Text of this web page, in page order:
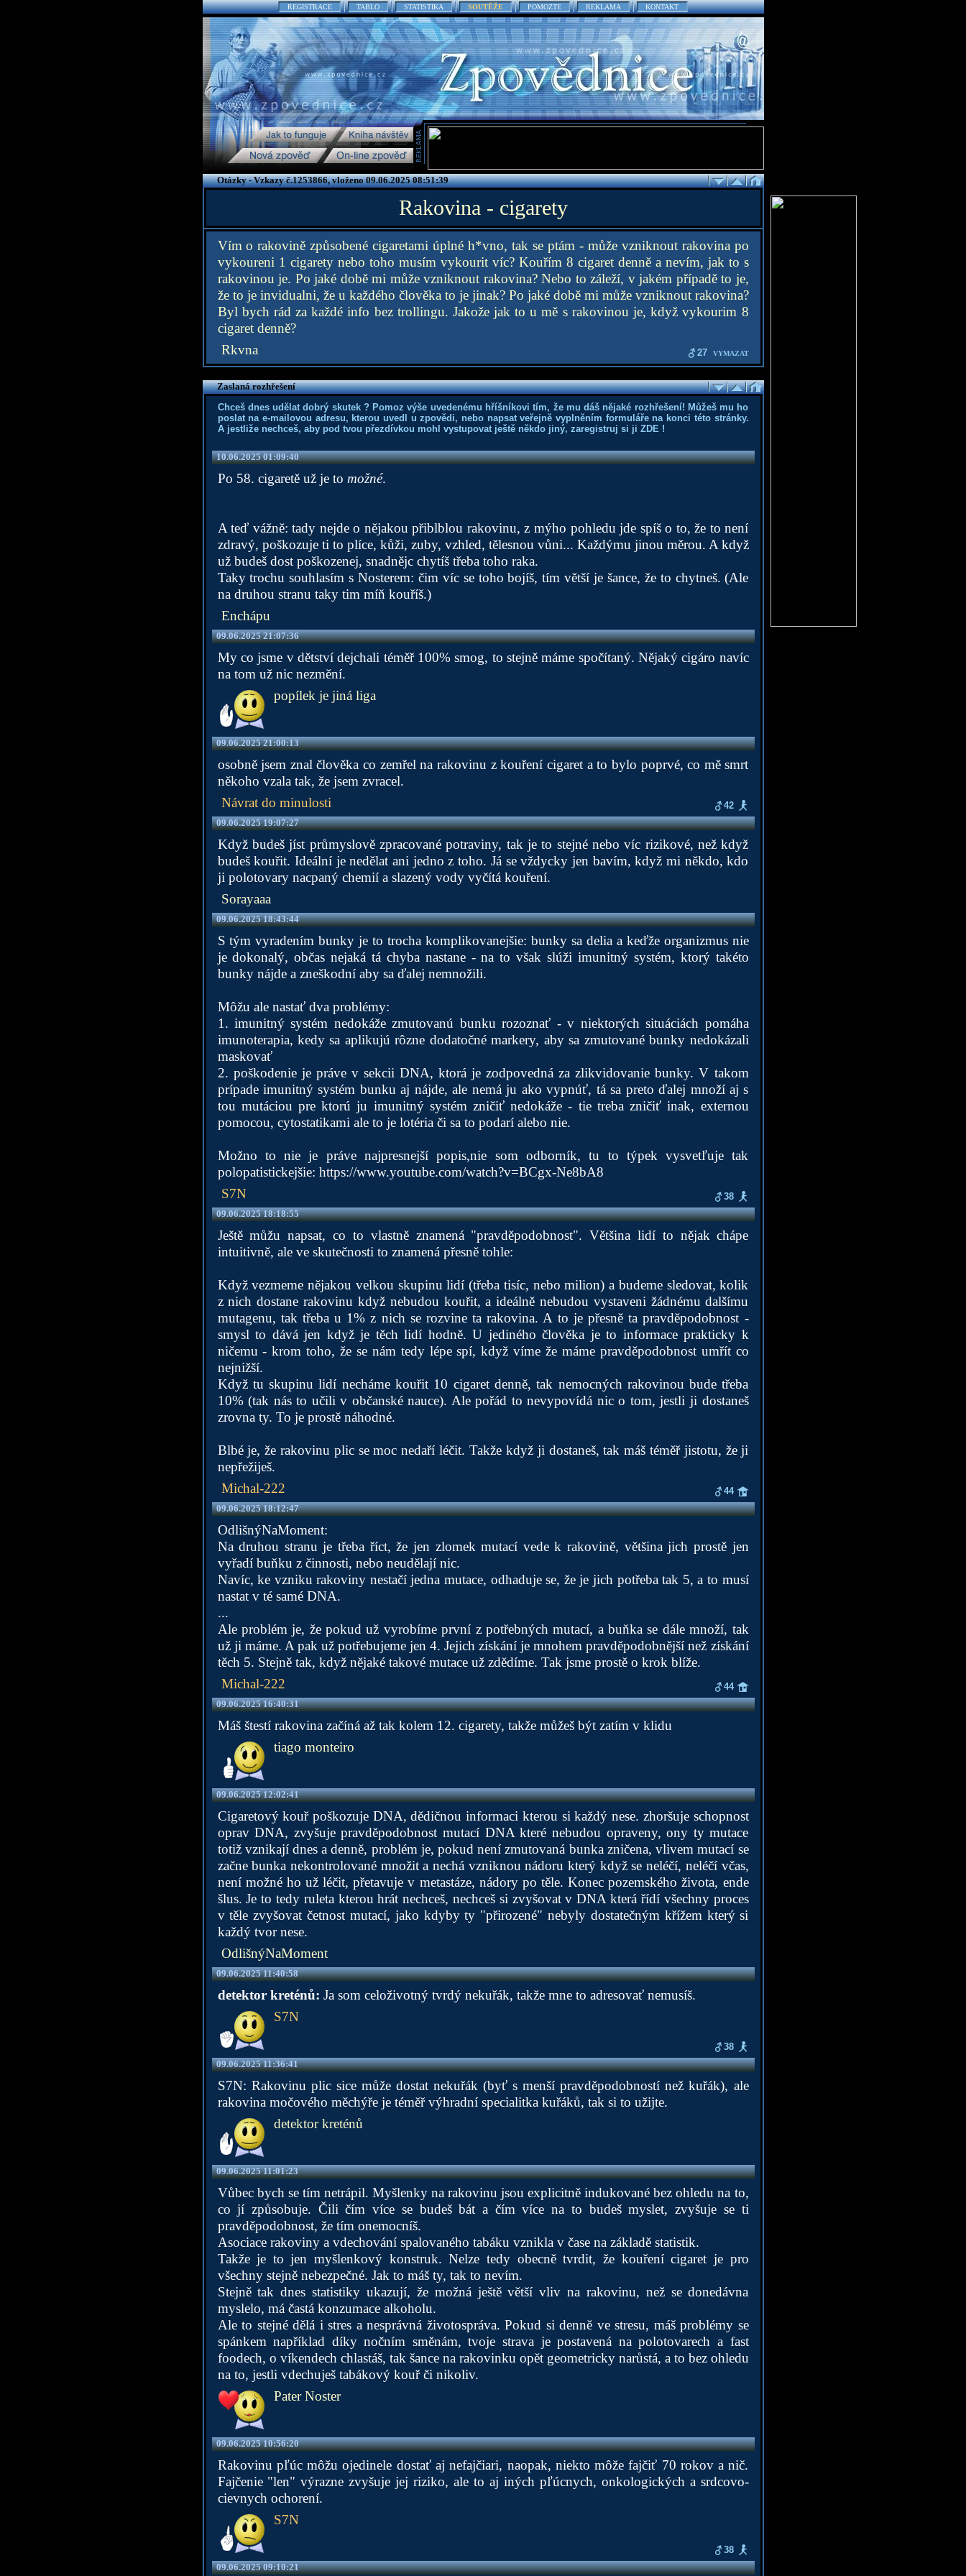
REGISTRACE TABLO STATISTIKA SOUTĚŽE POMOZTE REKLAMA KONTAKT
Otázky - Vzkazy č.1253866, vloženo 09.06.2025 08:51:39
Rakovina - cigarety
Vím o rakovině způsobené cigaretami úplné h*vno, tak se ptám - může vzniknout rakovina po
vykoureni 1 cigarety nebo toho musím vykourit víc? Kouřím 8 cigaret denně a nevím, jak to s
rakovinou je. Po jaké době mi může vzniknout rakovina? Nebo to záleží, v jakém případě to je,
že to je invidualni, že u každého člověka to je jinak? Po jaké době mi může vzniknout rakovina?
Byl bych rád za každé info bez trollingu. Jakože jak to u mě s rakovinou je, když vykourim 8
cigaret denně?
Rkvna
27 VYMAZAT
Zaslaná rozhřešení
Chceš dnes udělat dobrý skutek ? Pomoz výše uvedenému hříšníkovi tím, že mu dáš nějaké rozhřešení! Můžeš mu ho
poslat na e-mailovou adresu, kterou uvedl u zpovědi, nebo napsat veřejně vyplněním formuláře na konci této stránky.
A jestliže nechceš, aby pod tvou přezdívkou mohl vystupovat ještě někdo jiný, zaregistruj si ji ZDE!
10.06.2025 01:09:40
Po 58. cigaretě už je to možné.
A teď vážně: tady nejde o nějakou přiblblou rakovinu, z mýho pohledu jde spíš o to, že to není
zdravý, poškozuje ti to plíce, kůži, zuby, vzhled, tělesnou vůni... Každýmu jinou měrou. A když
už budeš dost poškozenej, snadnějc chytíš třeba toho raka.
Taky trochu souhlasím s Nosterem: čim víc se toho bojíš, tím větší je šance, že to chytneš. (Ale
na druhou stranu taky tim míň kouříš.)
Enchápu
09.06.2025 21:07:36
My co jsme v dětství dejchali téměř 100% smog, to stejně máme spočítaný. Nějaký cigáro navíc
na tom už nic nezmění.
popílek je jiná liga
09.06.2025 21:00:13
osobně jsem znal člověka co zemřel na rakovinu z kouření cigaret a to bylo poprvé, co mě smrt
někoho vzala tak, že jsem zvracel.
Návrat do minulosti
42
09.06.2025 19:07:27
Když budeš jíst průmyslově zpracované potraviny, tak je to stejné nebo víc rizikové, než když
budeš kouřit. Ideální je nedělat ani jedno z toho. Já se vždycky jen bavím, když mi někdo, kdo
ji polotovary nacpaný chemií a slazený vody vyčítá kouření.
Sorayaaa
09.06.2025 18:43:44
S tým vyradením bunky je to trocha komplikovanejšie: bunky sa delia a keďže organizmus nie
je dokonalý, občas nejaká tá chyba nastane - na to však slúži imunitný systém, ktorý takéto
bunky nájde a zneškodní aby sa ďalej nemnožili.
Môžu ale nastať dva problémy:
1. imunitný systém nedokáže zmutovanú bunku rozoznať - v niektorých situáciách pomáha
imunoterapia, kedy sa aplikujú rôzne dodatočné markery, aby sa zmutované bunky nedokázali
maskovať
2. poškodenie je práve v sekcii DNA, ktorá je zodpovedná za zlikvidovanie bunky. V takom
prípade imunitný systém bunku aj nájde, ale nemá ju ako vypnúť, tá sa preto ďalej množí aj s
tou mutáciou pre ktorú ju imunitný systém zničiť nedokáže - tie treba zničiť inak, externou
pomocou, cytostatikami ale to je lotéria či sa to podarí alebo nie.
Možno to nie je práve najpresnejší popis,nie som odborník, tu to týpek vysvetľuje tak
polopatistickejšie: https://www.youtube.com/watch?v=BCgx-Ne8bA8
S7N
38
09.06.2025 18:18:55
Ještě můžu napsat, co to vlastně znamená "pravděpodobnost". Většina lidí to nějak chápe
intuitivně, ale ve skutečnosti to znamená přesně tohle:
Když vezmeme nějakou velkou skupinu lidí (třeba tisíc, nebo milion) a budeme sledovat, kolik
z nich dostane rakovinu když nebudou kouřit, a ideálně nebudou vystaveni žádnému dalšímu
mutagenu, tak třeba u 1% z nich se rozvine ta rakovina. A to je přesně ta pravděpodobnost -
smysl to dává jen když je těch lidí hodně. U jediného člověka je to informace prakticky k
ničemu - krom toho, že se nám tedy lépe spí, když víme že máme pravděpodobnost umřít co
nejnižší.
Když tu skupinu lidí necháme kouřit 10 cigaret denně, tak nemocných rakovinou bude třeba
10% (tak nás to učili v občanské nauce). Ale pořád to nevypovídá nic o tom, jestli ji dostaneš
zrovna ty. To je prostě náhodné.
Blbé je, že rakovinu plic se moc nedaří léčit. Takže když ji dostaneš, tak máš téměř jistotu, že ji
nepřežiješ.
Michal-222
44
09.06.2025 18:12:47
OdlišnýNaMoment:
Na druhou stranu je třeba říct, že jen zlomek mutací vede k rakovině, většina jich prostě jen
vyřadí buňku z činnosti, nebo neudělají nic.
Navíc, ke vzniku rakoviny nestačí jedna mutace, odhaduje se, že je jich potřeba tak 5, a to musí
nastat v té samé DNA.
...
Ale problém je, že pokud už vyrobíme první z potřebných mutací, a buňka se dále množí, tak
už ji máme. A pak už potřebujeme jen 4. Jejich získání je mnohem pravděpodobnější než získání
těch 5. Stejně tak, když nějaké takové mutace už zdědíme. Tak jsme prostě o krok blíže.
Michal-222
44
09.06.2025 16:40:31
Máš štestí rakovina začíná až tak kolem 12. cigarety, takže můžeš být zatím v klidu
tiago monteiro
09.06.2025 12:02:41
Cigaretový kouř poškozuje DNA, dědičnou informaci kterou si každý nese. zhoršuje schopnost
oprav DNA, zvyšuje pravděpodobnost mutací DNA které nebudou opraveny, ony ty mutace
totiž vznikají dnes a denně, problém je, pokud není zmutovaná bunka zničena, vlivem mutací se
začne bunka nekontrolované množit a nechá vzniknou nádoru který když se neléčí, neléčí včas,
není možné ho už léčit, přetavuje v metastáze, nádory po těle. Konec pozemského života, ende
šlus. Je to tedy ruleta kterou hrát nechceš, nechceš si zvyšovat v DNA která řídí všechny proces
v těle zvyšovat četnost mutací, jako kdyby ty "přirozené" nebyly dostatečným křížem který si
každý tvor nese.
OdlišnýNaMoment
09.06.2025 11:40:58
detektor kreténů: Ja som celoživotný tvrdý nekuřák, takže mne to adresovať nemusíš.
S7N
38
09.06.2025 11:36:41
S7N: Rakovinu plic sice může dostat nekuřák (byť s menší pravděpodobností než kuřák), ale
rakovina močového měchýře je téměř výhradní specialitka kuřáků, tak si to užijte.
detektor kreténů
09.06.2025 11:01:23
Vůbec bych se tím netrápil. Myšlenky na rakovinu jsou explicitně indukované bez ohledu na to,
co jí způsobuje. Čili čím více se budeš bát a čím více na to budeš myslet, zvyšuje se ti
pravděpodobnost, že tím onemocníš.
Asociace rakoviny a vdechování spalovaného tabáku vznikla v čase na základě statistik.
Takže je to jen myšlenkový konstruk. Nelze tedy obecně tvrdit, že kouření cigaret je pro
všechny stejně nebezpečné. Jak to máš ty, tak to nevím.
Stejně tak dnes statistiky ukazují, že možná ještě větší vliv na rakovinu, než se donedávna
myslelo, má častá konzumace alkoholu.
Ale to stejné dělá i stres a nesprávná životospráva. Pokud si denně ve stresu, máš problémy se
spánkem například díky nočním směnám, tvoje strava je postavená na polotovarech a fast
foodech, o víkendech chlastáš, tak šance na rakovinku opět geometricky narůstá, a to bez ohledu
na to, jestli vdechuješ tabákový kouř či nikoliv.
Pater Noster
09.06.2025 10:56:20
Rakovinu pľúc môžu ojedinele dostať aj nefajčiari, naopak, niekto môže fajčiť 70 rokov a nič.
Fajčenie "len" výrazne zvyšuje jej riziko, ale to aj iných pľúcnych, onkologických a srdcovo-
cievnych ochorení.
S7N
38
09.06.2025 09:10:21